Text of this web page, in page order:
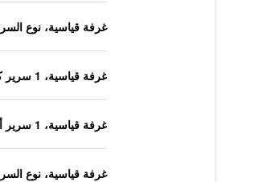
غرفة قياسية، نوع
غرفة قياسية، 1 سرير كوين
غرفة قياسية، 1 سرير أريكة
غرفة قياسية، نوع